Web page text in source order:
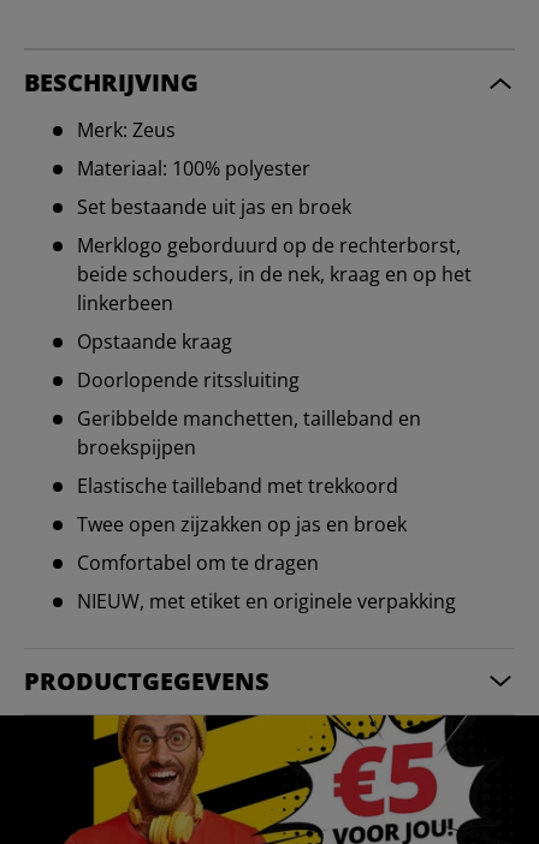
BESCHRIJVING
Merk: Zeus
Materiaal: 100% polyester
Set bestaande uit jas en broek
Merklogo geborduurd op de rechterborst,
beide schouders, in de nek, kraag en op het
linkerbeen
Opstaande kraag
Doorlopende ritssluiting
Geribbelde manchetten, tailleband en
broekspijpen
Elastische tailleband met trekkoord
Twee open zijzakken op jas en broek
Comfortabel om te dragen
NIEUW, met etiket en originele verpakking
PRODUCTGEGEVENS